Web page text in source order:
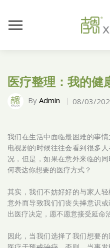
医疗整理：我的健
By Admin 08/03/
我们在生活中面临最困难的事
电视剧的时候往往会看到很多
况，但是，如果在意外来临的
何表达你想要的医疗方式？
其实，我们不妨好好的与家人
意外而导致我们们丧失掉意识
出医疗决定，愿不愿意接受延命
因此，当我们选择了我们想要